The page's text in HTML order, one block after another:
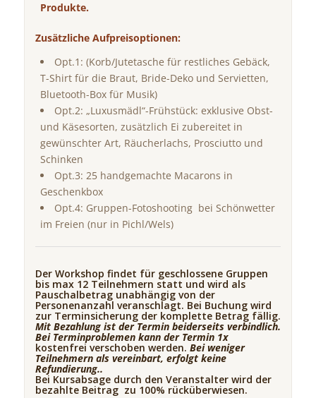
Produkte.
Zusätzliche Aufpreisoptionen:
Opt.1: (Korb/Jutetasche für restliches Gebäck,
T-Shirt für die Braut, Bride-Deko und Servietten,
Bluetooth-Box für Musik)
Opt.2: „Luxusmädl“-Frühstück: exklusive Obst-
und Käsesorten, zusätzlich Ei zubereitet in
gewünschter Art, Räucherlachs, Prosciutto und
Schinken
Opt.3: 25 handgemachte Macarons in
Geschenkbox
Opt.4: Gruppen-Fotoshooting bei Schönwetter
im Freien (nur in Pichl/Wels)
Der Workshop findet für geschlossene Gruppen
bis max 12 Teilnehmern statt und wird als
Pauschalbetrag unabhängig von der
Personenanzahl veranschlagt. Bei Buchung wird
zur Terminsicherung der komplette Betrag fällig.
Mit Bezahlung ist der Termin beiderseits verbindlich.
Bei Terminproblemen kann der Termin 1x
kostenfrei verschoben werden. Bei weniger
Teilnehmern als vereinbart, erfolgt keine
Refundierung..
Bei Kursabsage durch den Veranstalter wird der
bezahlte Beitrag zu 100% rücküberwiesen.